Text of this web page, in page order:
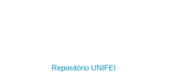
Repositório UNIFEI